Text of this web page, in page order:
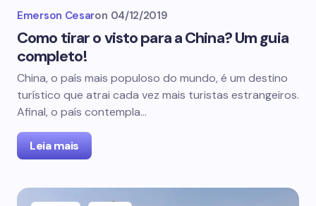
Emerson Cesaron 04/12/2019
Como tirar o visto para a China? Um guia
completo!
China, o país mais populoso do mundo, é um destino
turístico que atrai cada vez mais turistas estrangeiros.
Afinal, o país contempla…
Leia mais